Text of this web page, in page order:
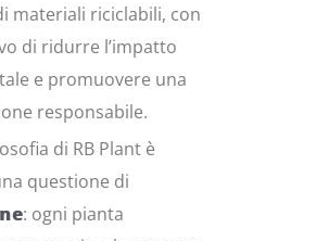
materiali riciclabili, con
di ridurre l’impatto
e promuovere una
responsabile.
di RB Plant è
questione di
: ogni pianta